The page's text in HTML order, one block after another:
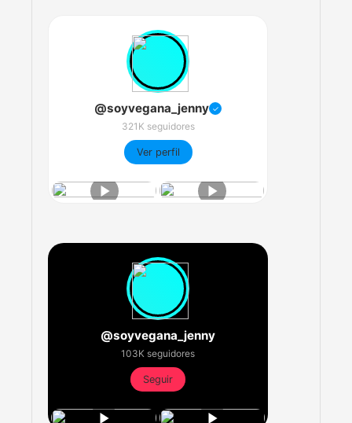
@soyvegana_jenny ✓
321K seguidores
Ver perfil
@soyvegana_jenny
103K seguidores
Seguir